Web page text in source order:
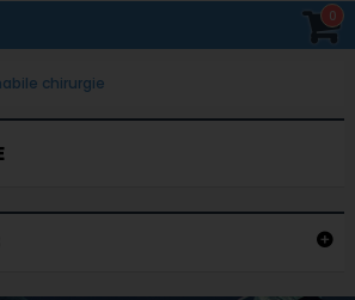
0
chirurgie